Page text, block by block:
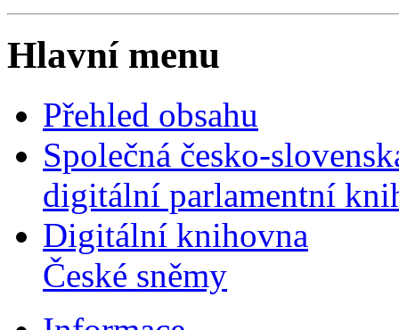
Hlavní menu
Přehled obsahu
Společná česko-
digitální parlamentní
Digitální knihovna
České sněmy